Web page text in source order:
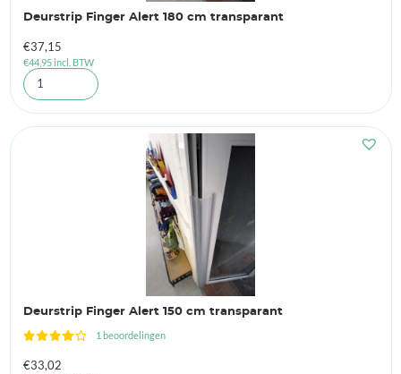
Deurstrip Finger Alert 180 cm transparant
€37,15
€44,95incl. BTW
Deurstrip Finger Alert 150 cm transparant
1 beoordelingen
€33,02